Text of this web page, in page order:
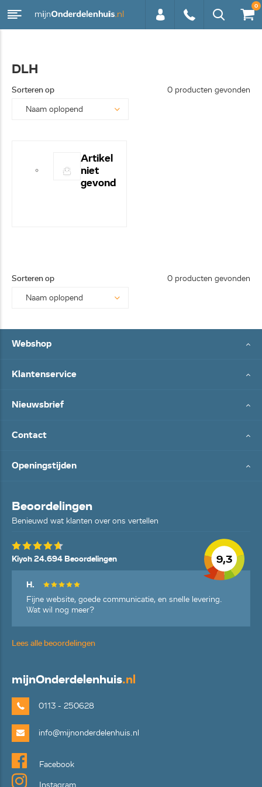
250628
0
DLH
Sorteren op 0 producten gevonden
Artikel
niet
gevond
Sorteren op 0 producten gevonden
Webshop
Klantenservice
Nieuwsbrief
Contact
Openingstijden
Beoordelingen
Benieuwd wat klanten over ons vertellen
9,3
Kiyoh 24.694 Beoordelingen
H.
Fijne website, goede communicatie, en snelle levering.
Wat wil nog meer?
Lees alle beoordelingen
mijnOnderdelenhuis.nl
0113 - 250628
info@mijnonderdelenhuis.nl
Facebook